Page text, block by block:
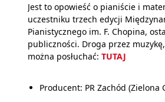
Jest to opowieść o pianiście i
uczestniku trzech edycji
Pianistycznego im. F. Chopina,
publiczności. Droga przez
można posłuchać: TUTAJ
Producent: PR Zachód (Zielona